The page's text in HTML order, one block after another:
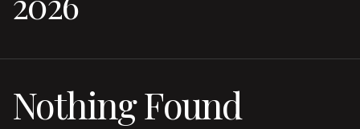
Nothing Found